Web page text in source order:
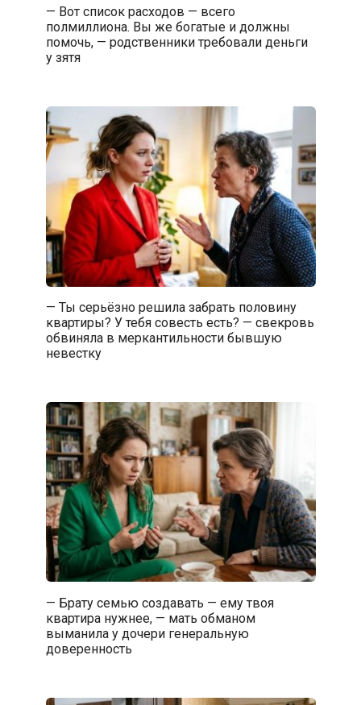
— Вот список расходов — всего
полмиллиона. Вы же богатые и должны
помочь, — родственники требовали деньги
у зятя
— Ты серьёзно решила забрать половину
квартиры? У тебя совесть есть? — свекровь
обвиняла в меркантильности бывшую
невестку
— Брату семью создавать — ему твоя
квартира нужнее, — мать обманом
выманила у дочери генеральную
доверенность